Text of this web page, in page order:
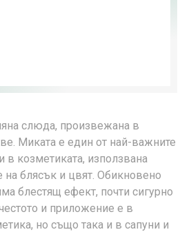
слюда, произвежана в
Миката е един от най-важните
в козметиката, използвана
блясък и цвят. Обикновено
блестящ ефект, почти сигурно
и приложение е в
но също така и в сапуни и